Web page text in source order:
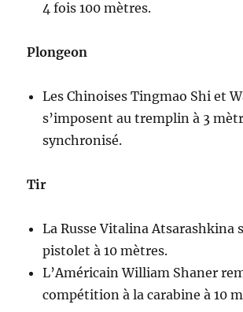
4 fois 100 mètres.
Plongeon
Les Chinoises Tingmao Shi et
s’imposent au tremplin à 3
synchronisé.
Tir
La Russe Vitalina Atsarashkina
pistolet à 10 mètres.
L’Américain William Shaner
compétition à la carabine à 10